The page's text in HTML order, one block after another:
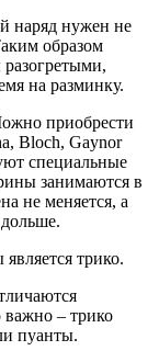
наряд нужен не
образом
на разминку.
приобрести
Bloch, Gaynor
специальные
занимаются в
не меняется, а
трико.
важно – трико
пуанты.